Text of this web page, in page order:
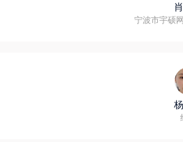
宁波市宇硕